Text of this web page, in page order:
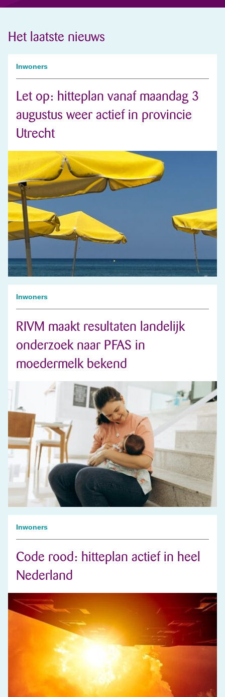
Het laatste nieuws
Inwoners
Let op: hitteplan vanaf maandag 3
augustus weer actief in provincie
Utrecht
Inwoners
RIVM maakt resultaten landelijk
onderzoek naar PFAS in
moedermelk bekend
Inwoners
Code rood: hitteplan actief in heel
Nederland